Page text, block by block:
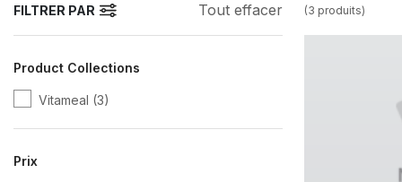
FILTRER PAR Tout effacer
Product Collections
Vitameal (3)
Prix
(3 produits)